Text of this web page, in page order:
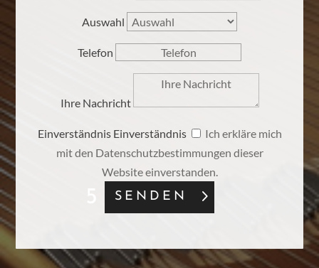
Auswahl
Telefon
Ihre Nachricht
Einverständnis Einverständnis
Ich erkläre mich
mit den Datenschutzbestimmungen dieser
Website einverstanden.
SENDEN